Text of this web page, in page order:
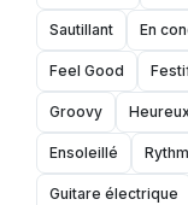
Sautillant En
Feel Good
Groovy
Ensoleillé
Guitare électrique